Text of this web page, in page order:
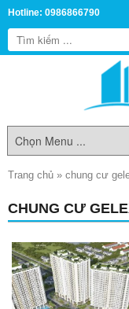
Hotline: 0986866790
Trang chủ » chung cư
CHUNG CƯ